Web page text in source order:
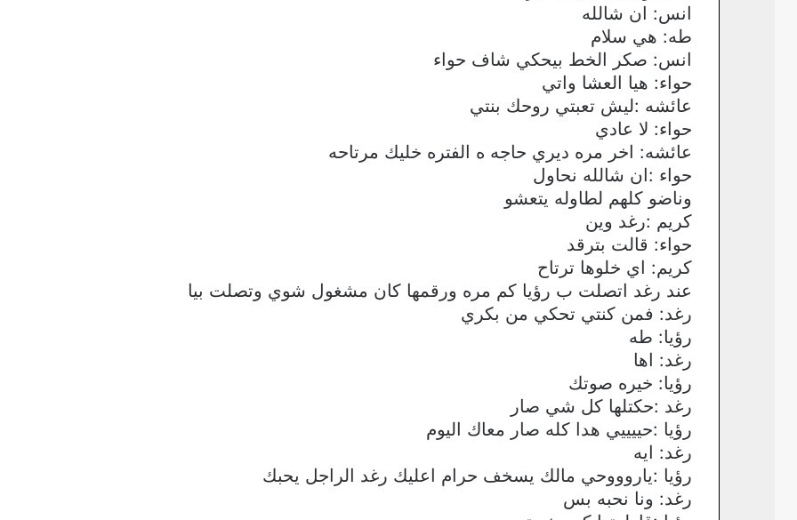
انس: ان شالله
طه: هي سلام
انس: صكر الخط بيحكي شاف حواء
حواء: هيا العشا واتي
عائشه :ليش تعبتي روحك بنتي
حواء: لا عادي
عائشه: اخر مره ديري حاجه ه الفتره خليك مرتاحه
حواء :ان شالله نحاول
وناضو كلهم لطاوله يتعشو
كريم :رغد وين
حواء: قالت بترقد
كريم: اي خلوها ترتاح
عند رغد اتصلت ب رؤيا كم مره ورقمها كان مشغول شوي وتصلت بيا
رغد: فمن كنتي تحكي من بكري
رؤيا: طه
رغد: اها
رؤيا: خيره صوتك
رغد :حكتلها كل شي صار
رؤيا :حييييي هدا كله صار معاك اليوم
رغد: ايه
رؤيا :ياروووحي مالك يسخف حرام اعليك رغد الراجل يحبك
رغد: ونا نحبه بس